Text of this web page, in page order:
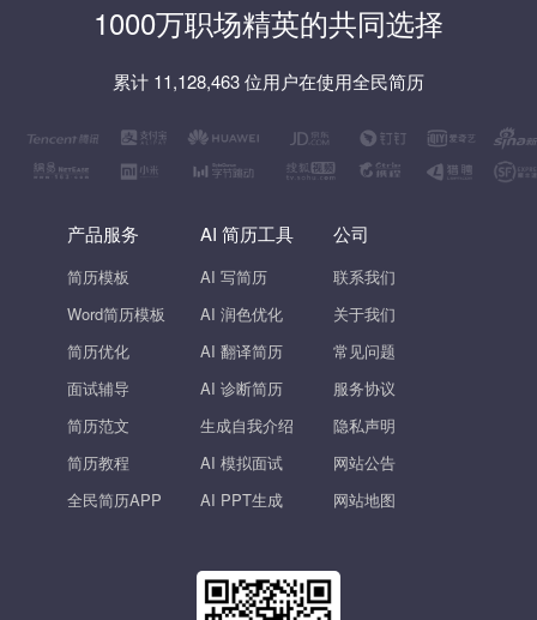
1000万职场精英的共同选择
累计 11,128,463 位用户在使用全民简历
产品服务
简历模板
Word简历模板
简历优化
面试辅导
简历范文
简历教程
全民简历APP
AI 简历工具
AI 写简历
AI 润色优化
AI 翻译简历
AI 诊断简历
生成自我介绍
AI 模拟面试
AI PPT生成
公司
联系我们
关于我们
常见问题
服务协议
隐私声明
网站公告
网站地图